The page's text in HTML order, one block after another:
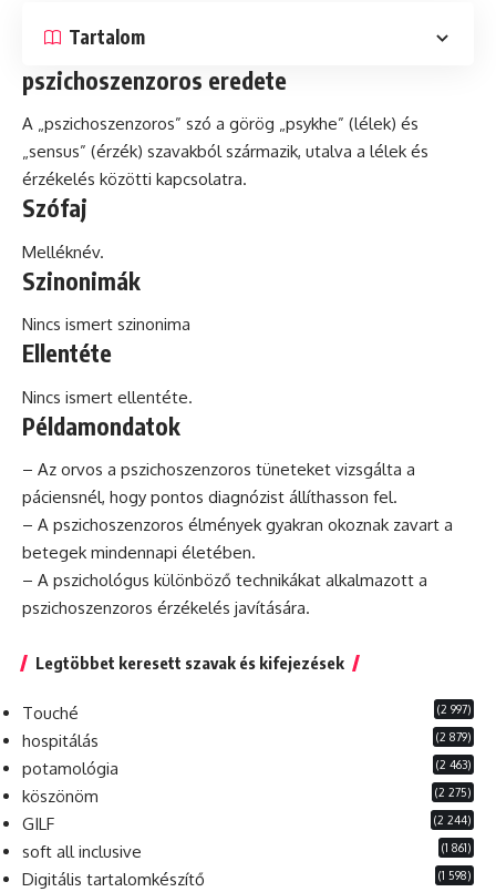
Tartalom
pszichoszenzoros eredete
A „pszichoszenzoros” szó a görög „psykhe” (lélek) és
„sensus” (érzék) szavakból származik, utalva a lélek és
érzékelés közötti kapcsolatra.
Szófaj
Melléknév.
Szinonimák
Nincs ismert szinonima
Ellentéte
Nincs ismert ellentéte.
Példamondatok
– Az orvos a pszichoszenzoros tüneteket vizsgálta a
páciensnél, hogy pontos diagnózist állíthasson fel.
– A pszichoszenzoros élmények gyakran okoznak zavart a
betegek mindennapi életében.
– A pszichológus különböző technikákat alkalmazott a
pszichoszenzoros érzékelés javítására.
Legtöbbet keresett szavak és kifejezések
Touché (2 997)
hospitálás (2 879)
potamológia (2 463)
köszönöm (2 275)
GILF (2 244)
soft all inclusive (1 861)
Digitális tartalomkészítő (1 598)